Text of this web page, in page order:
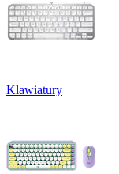
Klawiatury